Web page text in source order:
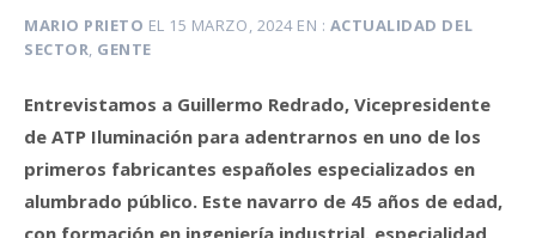
MARIO PRIETO EL 15 MARZO, 2024EN
ACTUALIDAD DEL
SECTOR, GENTE
Entrevistamos a Guillermo Redrado, Vicepresidente
de ATP Iluminación para adentrarnos en uno de los
primeros fabricantes españoles especializados en
alumbrado público. Este navarro de 45 años de edad,
con formación en ingeniería industrial, especialidad